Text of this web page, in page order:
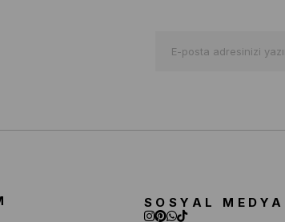
SOSYAL MEDYA